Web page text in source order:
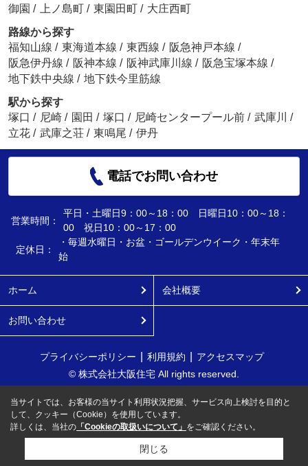
御園 / 上ノ島町 / 東園田町 / 大庄西町
路線から探す
福知山線 / 東海道本線 / 東西線 / 阪急神戸本線 /
阪急伊丹線 / 阪神本線 / 阪神武庫川線 / 阪急宝塚本線 /
地下鉄中央線 / 地下鉄今里筋線
駅から探す
塚口 / 尼崎 / 園田 / 塚口 / 尼崎センタープール前 / 武庫川
/
立花 / 武庫之荘 / 東鳴尾 / 伊丹
電話でお問い合わせ
営業時間：
平日・土曜日9：00～18：00 日曜日10：00～18：
00 祝日10：00～17：00
定休日：
・毎週水曜日・お盆・ゴールデンウイーク・年末年
始
ホーム 会社概要
お問い合わせ
プライバシーポリシー 利用規約
アクセスマップ
© 株式会社大阪住宅 All rights reserved.
当サイトでは、お客様の当サイト利用状況把握、サービス向上検討を目的と
して、クッキー（Cookie）を使用しています。
詳しくは、当社の 「Cookieの取扱いについて」 をご確認ください。
閉じる